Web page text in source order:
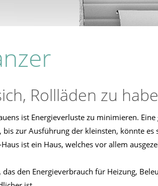
Rollläden zu
ist Energieverluste zu minimieren.
zur Ausführung der kleinsten, könnte
ist ein Haus, welches vor allem
den Energieverbrauch für Heizung,